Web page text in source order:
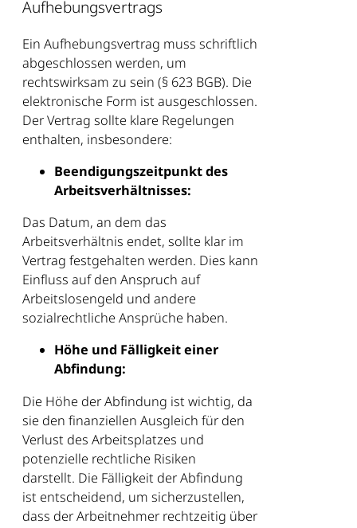
Aufhebungsvertrags
Ein Aufhebungsvertrag muss schriftlich
abgeschlossen werden, um
rechtswirksam zu sein (§ 623 BGB). Die
elektronische Form ist ausgeschlossen.
Der Vertrag sollte klare Regelungen
enthalten, insbesondere:
Beendigungszeitpunkt des
Arbeitsverhältnisses:
Das Datum, an dem das
Arbeitsverhältnis endet, sollte klar im
Vertrag festgehalten werden. Dies kann
Einfluss auf den Anspruch auf
Arbeitslosengeld und andere
sozialrechtliche Ansprüche haben.
Höhe und Fälligkeit einer
Abfindung:
Die Höhe der Abfindung ist wichtig, da
sie den finanziellen Ausgleich für den
Verlust des Arbeitsplatzes und
potenzielle rechtliche Risiken
darstellt. Die Fälligkeit der Abfindung
ist entscheidend, um sicherzustellen,
dass der Arbeitnehmer rechtzeitig über